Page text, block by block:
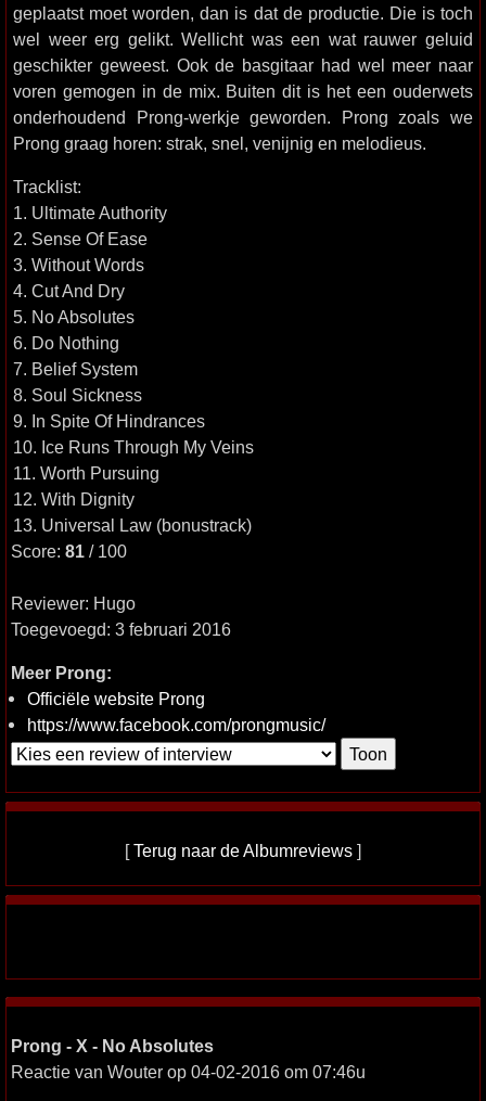
geplaatst moet worden, dan is dat de productie. Die is toch
wel weer erg gelikt. Wellicht was een wat rauwer geluid
geschikter geweest. Ook de basgitaar had wel meer naar
voren gemogen in de mix. Buiten dit is het een ouderwets
onderhoudend Prong-werkje geworden. Prong zoals we
Prong graag horen: strak, snel, venijnig en melodieus.
Tracklist:
1. Ultimate Authority
2. Sense Of Ease
3. Without Words
4. Cut And Dry
5. No Absolutes
6. Do Nothing
7. Belief System
8. Soul Sickness
9. In Spite Of Hindrances
10. Ice Runs Through My Veins
11. Worth Pursuing
12. With Dignity
13. Universal Law (bonustrack)
Score: 81 / 100
Reviewer: Hugo
Toegevoegd: 3 februari 2016
Meer Prong:
Officiële website Prong
https://www.facebook.com/prongmusic/
[Terug naar de Albumreviews ]
Prong - X - No Absolutes
Reactie van Wouter op 04-02-2016 om 07:46u